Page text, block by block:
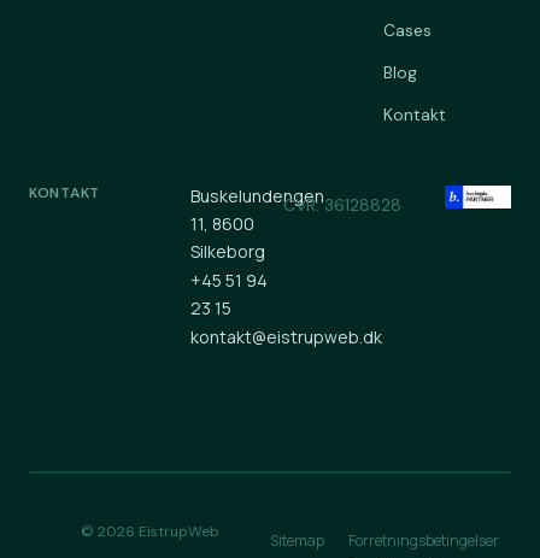
Cases
Blog
Kontakt
KONTAKT
Buskelundengen
11, 8600
Silkeborg
+45 51 94
23 15
kontakt@eistrupweb.dk
CVR: 36128828
© 2026 EistrupWeb Sitemap
Forretningsbetingelser